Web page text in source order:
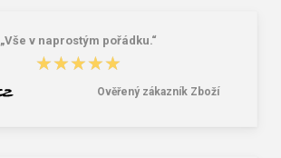
„Vše v naprostým pořádku.“
★★★★★
★★★★★
Ověřený zákazník Zboží